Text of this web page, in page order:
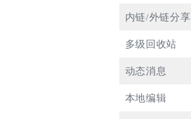
内链/外链分享
多级回收站
动态消息
本地编辑